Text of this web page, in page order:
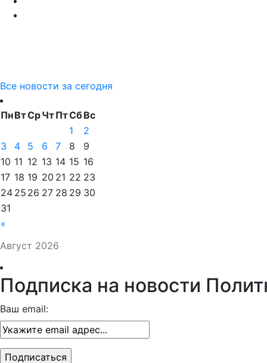
Все новости за сегодня
Август 2026
ПнВтСрЧтПтСбВс
«
1
2
3
4 5 6 7 8
9
10 11 12 13 14 15 16
17 18 19 20 21 22 23
24 25 26 27 28 29 30
31
Подписка на новости
Ваш email: